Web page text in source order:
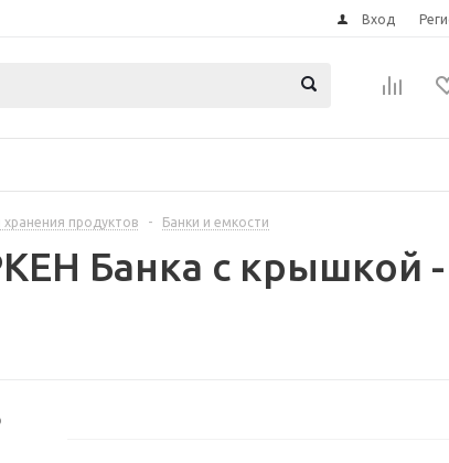
Вход
продуктов - Банки и емкости
Банка с крышкой -